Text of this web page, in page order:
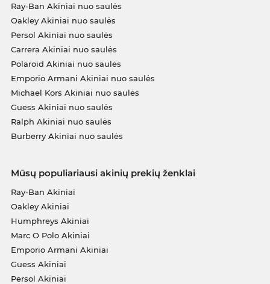
Ray-Ban Akiniai nuo saulės
Oakley Akiniai nuo saulės
Persol Akiniai nuo saulės
Carrera Akiniai nuo saulės
Polaroid Akiniai nuo saulės
Emporio Armani Akiniai nuo saulės
Michael Kors Akiniai nuo saulės
Guess Akiniai nuo saulės
Ralph Akiniai nuo saulės
Burberry Akiniai nuo saulės
Mūsų populiariausi akinių prekių ženklai
Ray-Ban Akiniai
Oakley Akiniai
Humphreys Akiniai
Marc O Polo Akiniai
Emporio Armani Akiniai
Guess Akiniai
Persol Akiniai